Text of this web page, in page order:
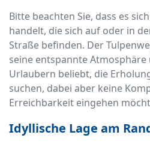
Bitte beachten Sie, dass es
handelt, die sich auf oder in
Straße befinden. Der
seine entspannte
Urlaubern beliebt, die
suchen, dabei aber keine
Erreichbarkeit eingehen
Idyllische Lage am